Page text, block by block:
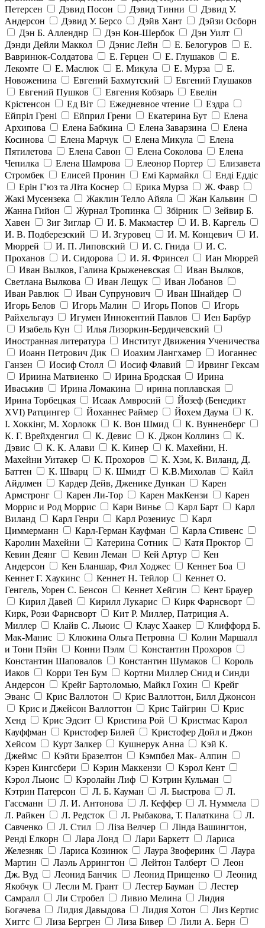
Петерсен
Дэвид Посон Дэвид Тинни
Дэвид У.
Андерсон
Дэвид У. Берсо Дэйв Хант
Дэйзи Осборн
Дэн Б. Алленднр
Дэн Кон-Шербок
Дэн Уилт
Дэнди Дейли Маккол
Дэнис Лейн Е. Белогуров
Е.
Вавринюк-Солдатова
Е. Герцен Е. Глушаков
Е.
Лекомте
Е. Маслюк Е. Микула Е. Мурза
Е.
Новоженина
Евгений Бахмутский
Евгений Глушаков
Евгений Пушков
Евгения Кобзарь
Евелін
Крістенсон
Ед Віт Ежедневное чтение
Ездра
Ейпріл Грені
Ейприл Грени Екатерина Бут
Елена
Архипова
Елена Бабкина Елена Заварзина
Елена
Косинова
Елена Марчук Елена Микула
Елена
Пятилетова
Елена Савон Елена Соколова
Елена
Чепилка
Елена Шамрова Елеонор Портер
Елизавета
Стромбек
Елисей Пронин Емі Кармайкл
Ендi Еддiс
Ерін Г'юз та Літа Коснер
Ерика Мурза
Ж. Фавр
Жакі Мусензека
Жаклин Телло Айяла
Жан Кальвин
Жанна Гийон
Журнал Тропинка Збірник
Зейвир Б.
Хавен
Зиг Зиглар И. Б. Макмастер
И. В. Каргель
И. В. Подберезский
И. Згуровец И. М. Концевич
И.
Мюррей
И. П. Липовский И. С. Гнида
И. С.
Проханов
И. Сидорова И. Я. Фринсел
Иан Мюррей
Иван Вылков, Галина Крыженевская
Иван Вылков,
Светлана Вылкова
Иван Лещук
Иван Лобанов
Иван Равлюк
Иван Супрунович
Иван Шнайдер
Игорь Белов
Игорь Малин Игорь Попов
Игорь
Райхельгауз
Игумен Иннокентий Павлов
Иен Барбур
Изабель Кун
Илья Лизоркин-Бердичевский
Иностранная литература
Институт Движения Ученичества
Иоанн Петрович Дик
Иоахим Лангхамер
Иоганнес
Ганзен
Иосиф Столл Иосиф Флавий
Ирвинг Гексам
Ириина Матвиенко
Ирина Бродская
Ирина
Иваськив
Ирина Ломакина
ирина поплавская
Ирина Торбецкая
Исаак Амвросий
Йозеф (Бенедикт
ХVI) Ратцингер
Йоханнес Раймер Йохем Даума
К.
І. Хоккінг, М. Хорлокк
К. Вон Шмид
К. Вунненберг
К. Г. Врейхденгил
К. Девис К. Джон Коллинз
К.
Дэвис
К. К. Алави К. Кинер
К. Махейни, Н.
Махейни Уитакер
К. Прохоров
К. Хэм, К. Виланд, Д.
Баттен
К. Шварц К. Шмидт К.В.Михолав
Кайл
Айдлмен
Кардер Дейв, Дженике Дункан
Карен
Армстронг
Карен Ли-Тор Карен МакКензи
Карен
Моррис и Род Моррис
Кари Винье Карл Барт
Карл
Виланд
Карл Генри Карл Розениус
Карл
Циммерманн
Карл-Герман Кауфман
Карла Стивенс
Каролин Махейни
Катерина Сотник
Катя Проктор
Кевин Деянг
Кевин Леман Кей Артур
Кен
Андерсон
Кен Бланшар, Фил Ходжес
Кеннет Боа
Кеннет Г. Хаукинс
Кеннет Н. Тейлор
Кеннет О.
Генгель, Уорен С. Бенсон
Кеннет Хейгин
Кент Брауер
Кирил Давей
Кирилл Лукарис
Кирк Фарнсворт
Кирк, Рози Фарнсворт
Кит Р. Миллер, Патриция А.
Миллер
Клайв С. Льюис Клаус Хаакер
Клиффорд Б.
Мак-Манис
Клюкина Ольга Петровна
Колин Маршалл
и Тони Пэйн
Конни Пэлм
Константин Прохоров
Константин Шаповалов
Константин Шумаков
Король
Иаков
Корри Тен Бум
Кортни Миллер Снид и Синди
Андерсон
Крейг Бартоломью, Майкл Гохин
Крейг
Эванс
Крис Валлотон
Крис Валлоттон, Билл Джонсон
Крис и Джейсон Валлоттон
Крис Тайгрин
Крис
Хенд
Крис Эдсит Кристина Рой
Кристмас Карол
Кауффман
Кристофер Билей
Кристофер Дойл и Джон
Хейсом
Курт Залкер Кушнерук Анна
Кэй К.
Джеймс
Кэйти Бразелтон
Кэмпбел Мак- Алпин
Кэрен Кингсбери
Кэрин Маккензи
Кэрол Кент
Кэрол Льюис
Кэролайн Лиф
Кэтрин Кульман
Кэтрин Патерсон
Л. Б. Кауман Л. Быстрова
Л.
Гассманн
Л. И. Антонова Л. Кеффер
Л. Нуммела
Л. Райкен
Л. Редсток Л. Рыбакова, Т. Палаткина
Л.
Савченко
Л. Стил Ліза Велчер
Лінда Вашингтон,
Ренді Елкорн
Лара Лонд Лари Баркетт
Лариса
Железняк
Лариса Козинюк Лаура Звоферинк
Лаура
Мартин
Лаэль Аррингтон Лейтон Талберт
Леон
Дж. Вуд
Леонид Банчик Леонид Прищенко
Леонид
Якобчук
Лесли М. Грант Лестер Бауман
Лестер
Самралл
Ли Стробел Ливио Мелина
Лидия
Богачева
Лидия Давыдова Лидия Хотон
Лиз Кертис
Хиггс
Лиза Бергрен Лиза Бивер
Лили А. Берн